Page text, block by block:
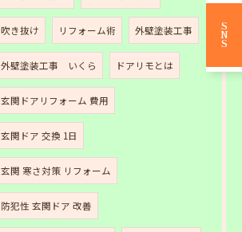
吹き抜け リフォーム術 外壁塗装工事
外壁塗装工事 いくら ドアリモとは
玄関ドアリフォーム 費用
玄関ドア 交換 1日
玄関 寒さ対策 リフォーム
防犯性 玄関ドア 改善
SNS